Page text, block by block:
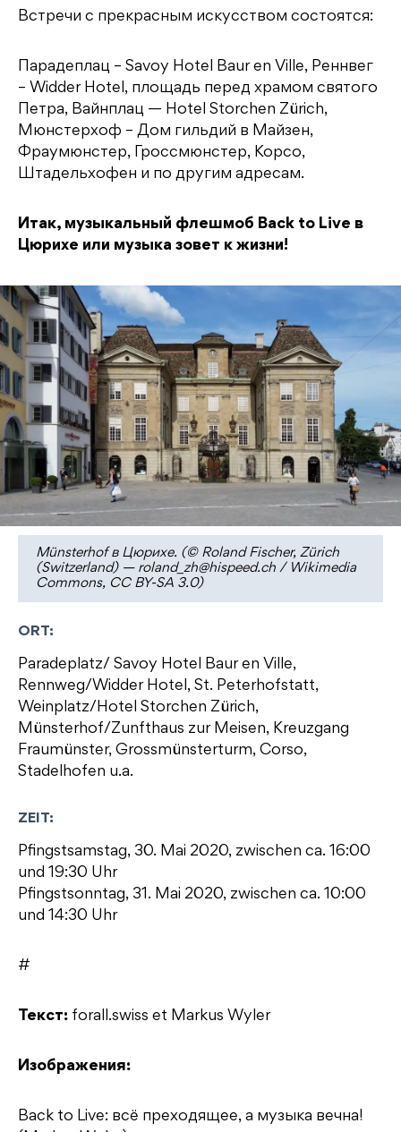
Встречи с прекрасным искусством состоятся:
Парадеплац – Savoy Hotel Baur en Ville, Реннвег
– Widder Hotel, площадь перед храмом святого
Петра, Вайнплац — Hotel Storchen Zürich,
Мюнстерхоф – Дом гильдий в Майзен,
Фраумюнстер, Гроссмюнстер, Корсо,
Штадельхофен и по другим адресам.
Итак, музыкальный флешмоб Back to Live в
Цюрихе или музыка зовет к жизни!
Münsterhof в Цюрихе. (© Roland Fischer, Zürich
(Switzerland) — roland_zh@hispeed.ch / Wikimedia
Commons, CC BY-SA 3.0)
ORT:
Paradeplatz/ Savoy Hotel Baur en Ville,
Rennweg/Widder Hotel, St. Peterhofstatt,
Weinplatz/Hotel Storchen Zürich,
Münsterhof/Zunfthaus zur Meisen, Kreuzgang
Fraumünster, Grossmünsterturm, Corso,
Stadelhofen u.a.
ZEIT:
Pfingstsamstag, 30. Mai 2020, zwischen ca. 16:00
und 19:30 Uhr
Pfingstsonntag, 31. Mai 2020, zwischen ca. 10:00
und 14:30 Uhr
#
Текст: forall.swiss et Markus Wyler
Изображения:
Back to Live: всё преходящее, а музыка вечна!